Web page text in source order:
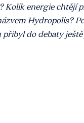
Kolik energie chtějí
Hydropolis?
do debaty